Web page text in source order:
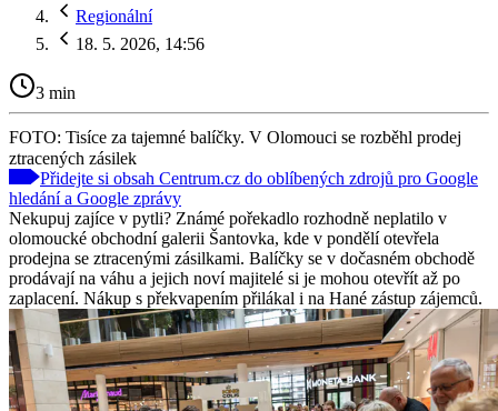
Regionální
18. 5. 2026, 14:56
3 min
FOTO: Tisíce za tajemné balíčky. V Olomouci se rozběhl prodej
ztracených zásilek
Přidejte si obsah Centrum.cz do oblíbených zdrojů pro Google
hledání a Google zprávy
Nekupuj zajíce v pytli? Známé pořekadlo rozhodně neplatilo v
olomoucké obchodní galerii Šantovka, kde v pondělí otevřela
prodejna se ztracenými zásilkami. Balíčky se v dočasném obchodě
prodávají na váhu a jejich noví majitelé si je mohou otevřít až po
zaplacení. Nákup s překvapením přilákal i na Hané zástup zájemců.